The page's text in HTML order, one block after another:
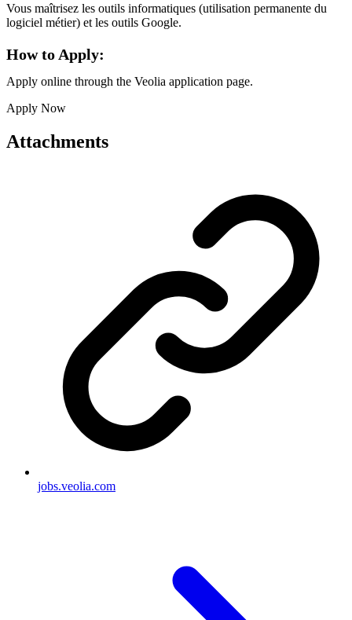
Vous maîtrisez les outils informatiques (utilisation permanente du
logiciel métier) et les outils Google.
How to Apply:
Apply online through the Veolia application page.
Apply Now
Attachments
jobs.veolia.com